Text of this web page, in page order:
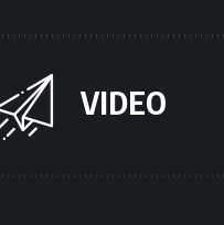
VIDEO